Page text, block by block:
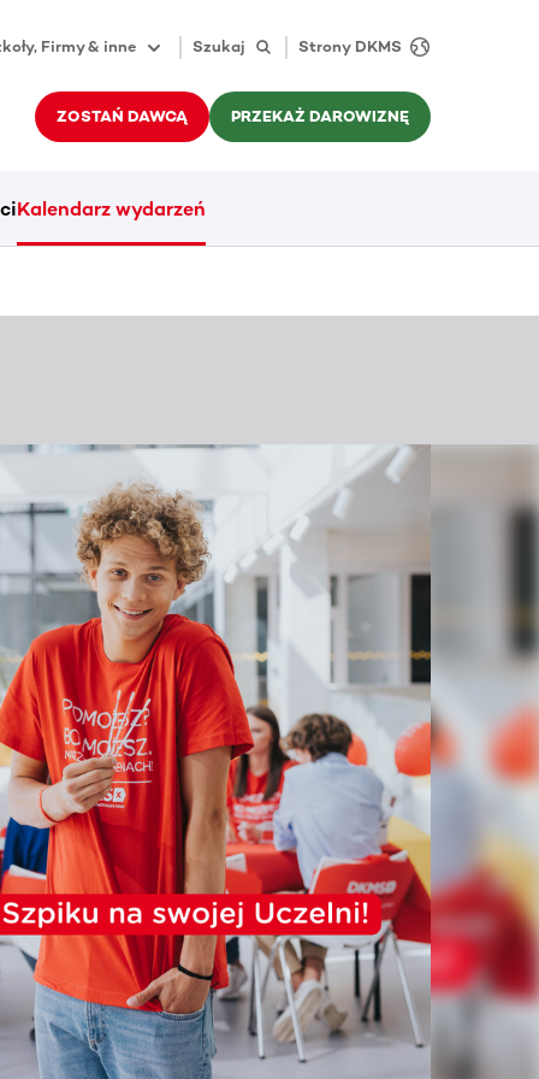
Firmy & inne Szukaj Strony DKMS
ZOSTAŃ DAWCĄ PRZEKAŻ DAROWIZNĘ
Kalendarz wydarzeń